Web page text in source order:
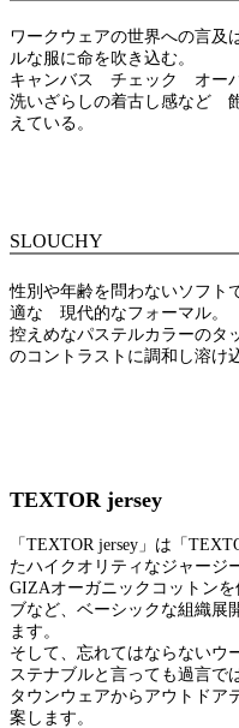
ワークウェアの世界への言
ルな服に命を吹き込む。
キャンバス チェック オー
洗いざらしの着古し感など
えている。
SLOUCHY
性別や年齢を問わないソフト
適な 現代的なフォーマル。
控えめなパステルカラーの
のコントラストに調和し溶け
TEXTOR jersey
「TEXTOR jersey」は「
たハイクオリティなジャージ
GIZAオーガニックコットン
ブなど、ベーシックな組織展
ます。
そして、忘れてはならないウ
ステナブルと言っても過言で
タウンウェアからアウトドア
案します。